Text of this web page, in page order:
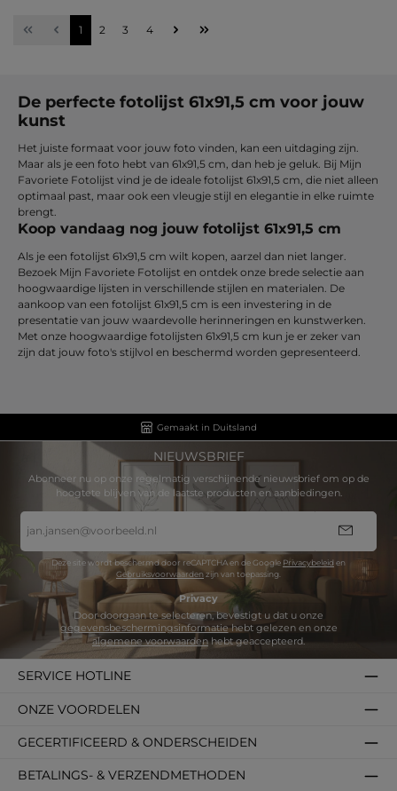
Pagina
1 Pagina
2 Pagina
3 Pagina
4
De perfecte fotolijst 61x91,5 cm voor jouw
kunst
Het juiste formaat voor jouw foto vinden, kan een uitdaging zijn.
Maar als je een foto hebt van 61x91,5 cm, dan heb je geluk. Bij Mijn
Favoriete Fotolijst vind je de ideale fotolijst 61x91,5 cm, die niet alleen
optimaal past, maar ook een vleugje stijl en elegantie in elke ruimte
brengt.
Koop vandaag nog jouw fotolijst 61x91,5 cm
Als je een fotolijst 61x91,5 cm wilt kopen, aarzel dan niet langer.
Bezoek Mijn Favoriete Fotolijst en ontdek onze brede selectie aan
hoogwaardige lijsten in verschillende stijlen en materialen. De
aankoop van een fotolijst 61x91,5 cm is een investering in de
presentatie van jouw waardevolle herinneringen en kunstwerken.
Met onze hoogwaardige fotolijsten 61x91,5 cm kun je er zeker van
zijn dat jouw foto's stijlvol en beschermd worden gepresenteerd.
Gemaakt in Duitsland
NIEUWSBRIEF
Abonneer nu op onze regelmatig verschijnende nieuwsbrief om op de
hoogtete blijven van de laatste producten en aanbiedingen.
mailadres
*
Deze site wordt beschermd door reCAPTCHA en de Google Privacybeleid en
Gebruiksvoorwaardenzijn van toepassing.
Privacy
gegevensbeschermingsinformatie
algemene voorwaardenhebt geaccepteerd.
SERVICE HOTLINE
BETALINGS- & VERZENDMETHODEN
GECERTIFICEERD & ONDERSCHEIDEN
ONZE VOORDELEN